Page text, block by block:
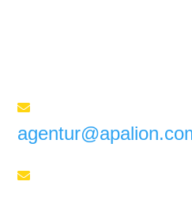

